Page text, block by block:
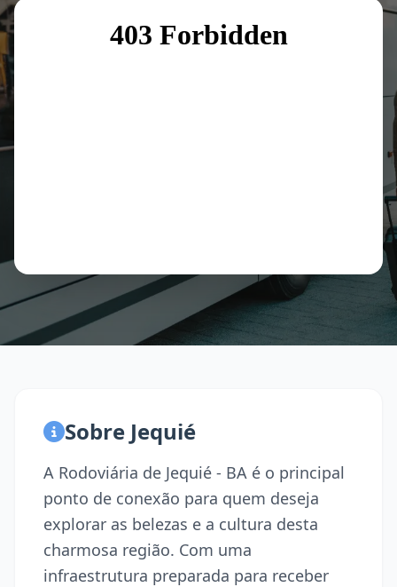
Sobre Jequié
A Rodoviária de Jequié - BA é o principal
ponto de conexão para quem deseja
explorar as belezas e a cultura desta
charmosa região. Com uma
infraestrutura preparada para receber